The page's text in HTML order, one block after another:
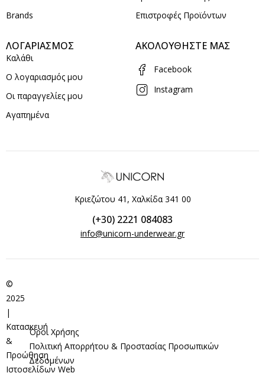
Brands
Επιστροφές Προϊόντων
ΛΟΓΑΡΙΑΣΜΟΣ
Καλάθι
Ο λογαριασμός μου
Οι παραγγελίες μου
Αγαπημένα
ΑΚΟΛΟΥΘΗΣΤΕ ΜΑΣ
Facebook
Instagram
Κριεζώτου 41, Χαλκίδα 341 00
(+30) 2221 084083
info@unicorn-underwear.gr
©
2025
|
Κατασκευή
&
Προώθηση
Ιστοσελίδων Web
Όροι Χρήσης
Πολιτική Απορρήτου & Προστασίας Προσωπικών
Δεδομένων